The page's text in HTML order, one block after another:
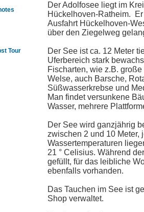
Tour
Der Adolfosee liegt im
Hückelhoven-Ratheim.
Ausfahrt Hückelhoven-
über den Ziegelweg
Der See ist ca. 12 Meter
Uferbereich stark
Fischarten, wie z.B.
Welse, auch Barsche,
Süßwasserkrebse und
Man findet versunkene
Wasser, mehrere
Der See wird ganzjährig
zwischen 2 und 10 Meter,
Wassertemperaturen
21 ° Celisius. Während
gefüllt, für das leibliche
ebenfalls vorhanden.
Das Tauchen im See ist
Shop verwaltet.